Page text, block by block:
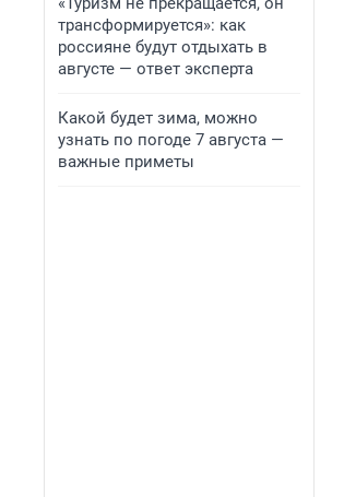
трансформируется»: как
россияне будут отдыхать в
августе — ответ эксперта
Какой будет зима, можно
узнать по погоде 7 августа —
важные приметы